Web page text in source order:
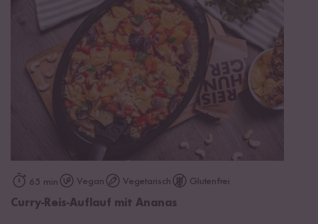
65 min Vegan Vegetarisch Glutenfrei
Curry-Reis-Auflauf mit Ananas